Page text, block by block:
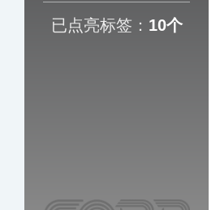
已点亮标签： 10个